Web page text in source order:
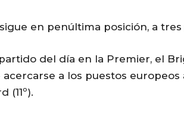
en penúltima posición, a
del día en la Premier, el
acercarse a los puestos
(11º).